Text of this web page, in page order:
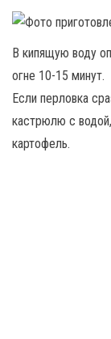
В кипящую воду
огне 10-15 минут.
Если перловка
кастрюлю с
картофель.